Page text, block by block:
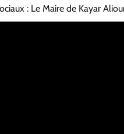
: Le Maire de Kayar